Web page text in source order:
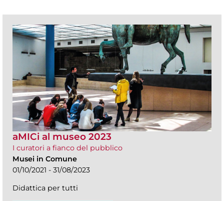
aMICi al museo 2023
I curatori a fianco del pubblico
Musei in Comune
01/10/2021 - 31/08/2023
Didattica per tutti